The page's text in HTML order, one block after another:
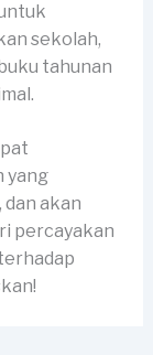
sekolah,
tahunan
yang
akan
percayakan